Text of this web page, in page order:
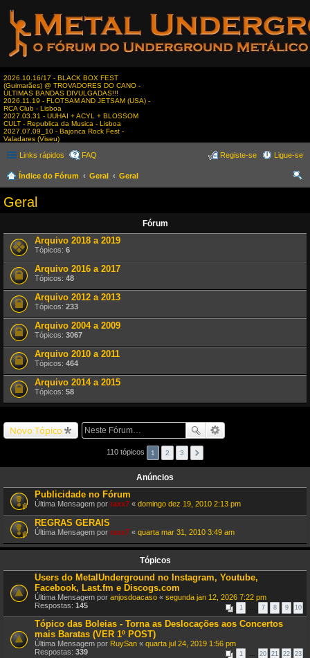
2026.10.16/17 - BLACK BOX FEST
(Guimarães) @ TROVADORES DO CANO -
ÚLTIMAS BANDAS DIVULGADAS!!!
2026.11.19 - FLOTSAM AND JETSAM (USA) -
RCA Club - Lisboa
2027.03.31 - UUHAI + ACYL + BLOSSOM
CULT - Republica da Musica - Lisboa
2027.07.09_10 - Bajonca Rock Fest -
Valadares (Viseu)
Links rápidos FAQ Ligue-se
Registe-se
Índice do Fórum Geral
Geral
Geral
Fórum
Arquivo 2018 a 2019
Tópicos: 6
Arquivo 2016 a 2017
Tópicos: 48
Arquivo 2012 a 2013
Tópicos: 233
Arquivo 2004 a 2009
Tópicos: 3067
Arquivo 2010 a 2011
Tópicos: 464
Arquivo 2014 a 2015
Tópicos: 58
Novo Tópico
110 tópicos 1 2 3
Anúncios
Publicidade no Fórum
Última Mensagem por raxx7 « domingo dez 19, 2010 2:13 pm
REGRAS GERAIS
Última Mensagem por raxx7 « quarta mar 31, 2010 3:49 am
Tópicos
Users do MetalUnderground no Instagram, Youtube,
Facebook, Last.fm e Discogs.com
Última Mensagem por anjosdoacaso « segunda jan 12, 2026 7:22 pm
Respostas: 145 1 … 7 8 9 10
Tópico das Boleias - Torna as Deslocações aos Concertos
mais Baratas (VER 1º POST)
Última Mensagem por RuySan « quarta jul 24, 2019 1:56 pm
Respostas: 339 1 … 20 21 22 23